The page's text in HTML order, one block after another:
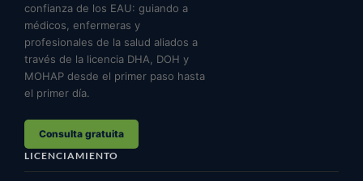
confianza de los EAU: guiando a
médicos, enfermeras y
profesionales de la salud aliados a
través de la licencia DHA, DOH y
MOHAP desde el primer paso hasta
el primer día.
Consulta gratuita
LICENCIAMIENTO